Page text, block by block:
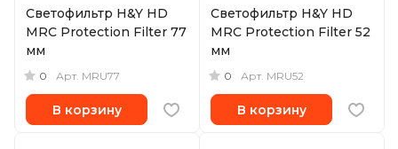
Светофильтр H&Y HD
MRC Protection Filter 77
мм
0 Арт. MRU77
В корзину
Светофильтр H&Y HD
MRC Protection Filter 52
мм
0 Арт. MRU52
В корзину